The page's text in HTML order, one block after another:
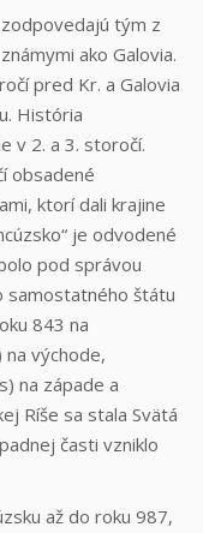
tým z
ako Galovia.
pred Kr. a Galovia
História
v 2. a 3. storočí.
obsadené
ktorí dali krajine
je odvodené
pod správou
samostatného štátu
843 na
na východe,
na západe a
Ríše sa stala Svätá
časti vzniklo
až do roku 987,